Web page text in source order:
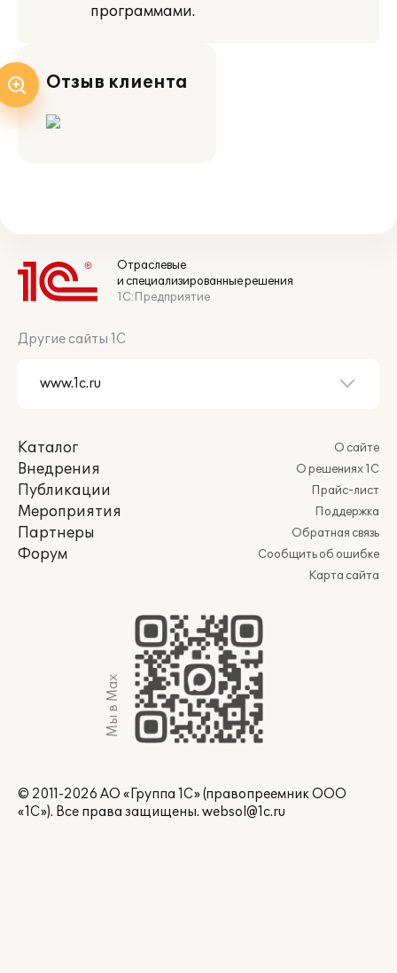
программами.
Отзыв клиента
Отраслевые
и специализированные решения
1С:Предприятие
Другие сайты 1С
Каталог
Внедрения
Публикации
Мероприятия
Партнеры
Форум
О сайте
О решениях 1С
Прайс-лист
Поддержка
Обратная связь
Сообщить об ошибке
Карта сайта
Мы в Max
© 2011-2026 АО «Группа 1С» (правопреемник ООО
«1С»). Все права защищены. websol@1c.ru